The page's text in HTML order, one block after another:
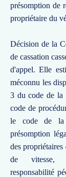
présomption de
propriétaire du
Décision de la
de cassation
d'appel. Elle
méconnu les
3 du code de la
code de
le code de la
présomption
des propriétaires
de vitesse,
responsabilité